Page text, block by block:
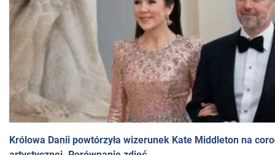
Królowa Danii powtórzyła wizerunek Kate Middleton na